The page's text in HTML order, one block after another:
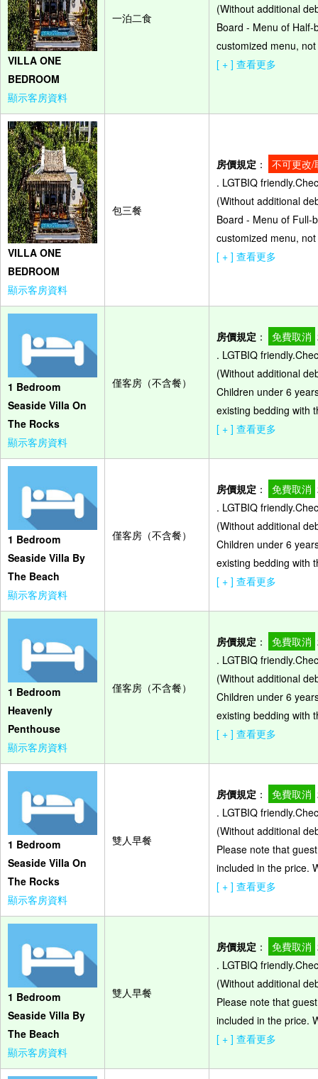
VILLA ONE
BEDROOM
顯示客房資料
一泊二食
(Without additional
Board - Menu of
customized menu,
[ + ] 查看更多
VILLA ONE
BEDROOM
顯示客房資料
包三餐
房價規定 ：
不可更改/
. LGTBIQ
(Without additional
Board - Menu of Full-
customized menu,
[ + ] 查看更多
1 Bedroom
Seaside Villa On
The Rocks
顯示客房資料
僅客房（不含餐）
房價規定 ： 免費取消
. LGTBIQ
(Without additional
Children under 6
existing bedding with
[ + ] 查看更多
1 Bedroom
Seaside Villa By
The Beach
顯示客房資料
僅客房（不含餐）
房價規定 ： 免費取消
. LGTBIQ
(Without additional
Children under 6
existing bedding with
[ + ] 查看更多
1 Bedroom
Heavenly
Penthouse
顯示客房資料
僅客房（不含餐）
房價規定 ： 免費取消
. LGTBIQ
(Without additional
Children under 6
existing bedding with
[ + ] 查看更多
1 Bedroom
Seaside Villa On
The Rocks
顯示客房資料
雙人早餐
房價規定 ： 免費取消
. LGTBIQ
(Without additional
Please note that
included in the price.
[ + ] 查看更多
1 Bedroom
Seaside Villa By
The Beach
顯示客房資料
雙人早餐
房價規定 ： 免費取消
. LGTBIQ
(Without additional
Please note that
included in the price.
[ + ] 查看更多